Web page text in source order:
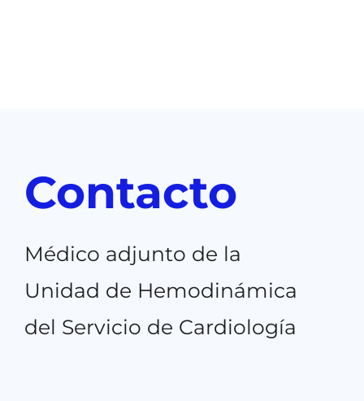
Contacto
Médico adjunto de la
Unidad de Hemodinámica
del Servicio de Cardiología